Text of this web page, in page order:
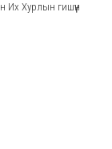
Хурлын гишүүн